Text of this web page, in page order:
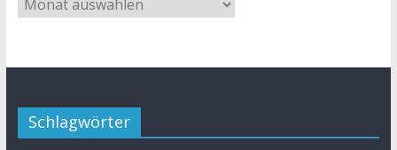
Schlagwörter